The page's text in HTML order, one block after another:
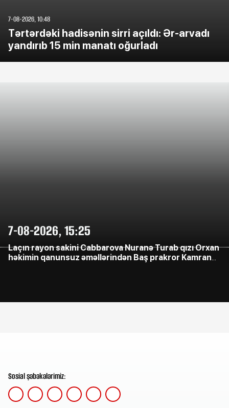
7-08-2026, 10:48
Tərtərdəki hadisənin sirri açıldı: Ər-arvadı
yandırıb 15 min manatı oğurladı
7-08-2026, 15:25
Laçın rayon sakini Cabbarova Nuranə Turab qızı Orxan
həkimin qanunsuz əməllərindən Baş prakror Kamran
Sosial şəbəkələrimiz: